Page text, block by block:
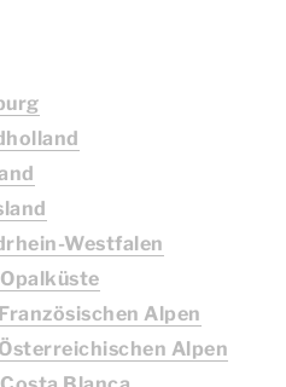
Westfalen
Alpen
Alpen